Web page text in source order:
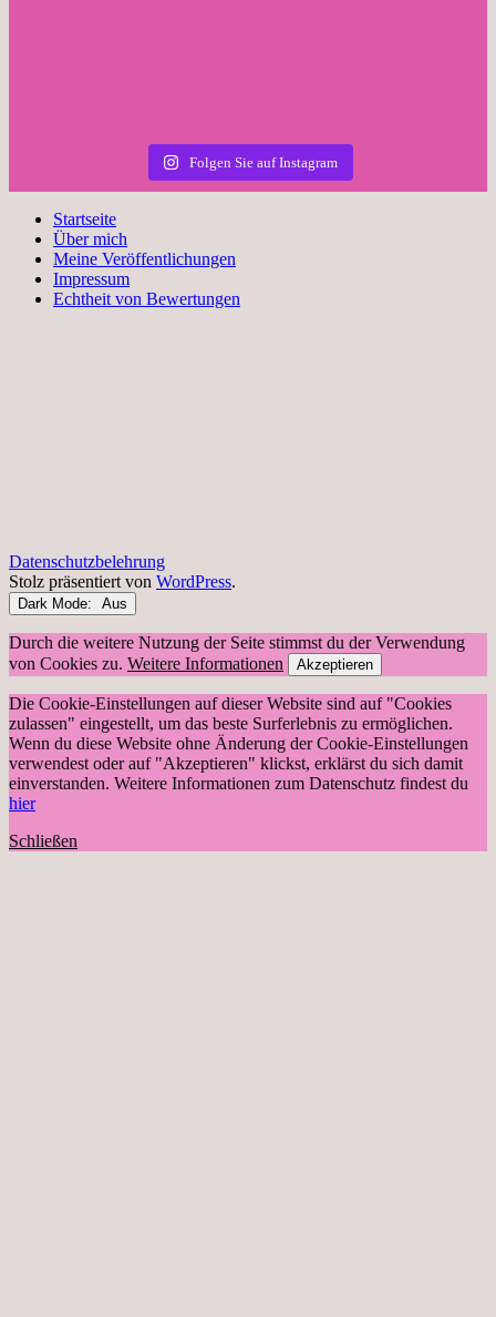
Folgen Sie auf Instagram
Startseite
Über mich
Meine Veröffentlichungen
Impressum
Echtheit von Bewertungen
Datenschutzbelehrung
Stolz präsentiert von WordPress.
Dark Mode:
Durch die weitere Nutzung der Seite stimmst du der Verwendung
von Cookies zu. Weitere Informationen Akzeptieren
Die Cookie-Einstellungen auf dieser Website sind auf "Cookies
zulassen" eingestellt, um das beste Surferlebnis zu ermöglichen.
Wenn du diese Website ohne Änderung der Cookie-Einstellungen
verwendest oder auf "Akzeptieren" klickst, erklärst du sich damit
einverstanden. Weitere Informationen zum Datenschutz findest du
hier
Schließen